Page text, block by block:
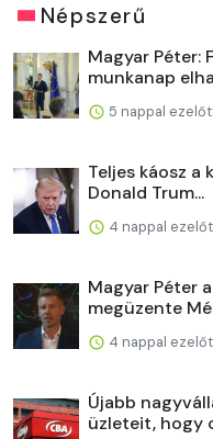
Népszerű
Magyar Péter:
munkanap
5 nappal
Teljes káosz a
Donald Trum...
4 nappal
Magyar Péter
megüzente
4 nappal
Újabb
üzleteit, hogy